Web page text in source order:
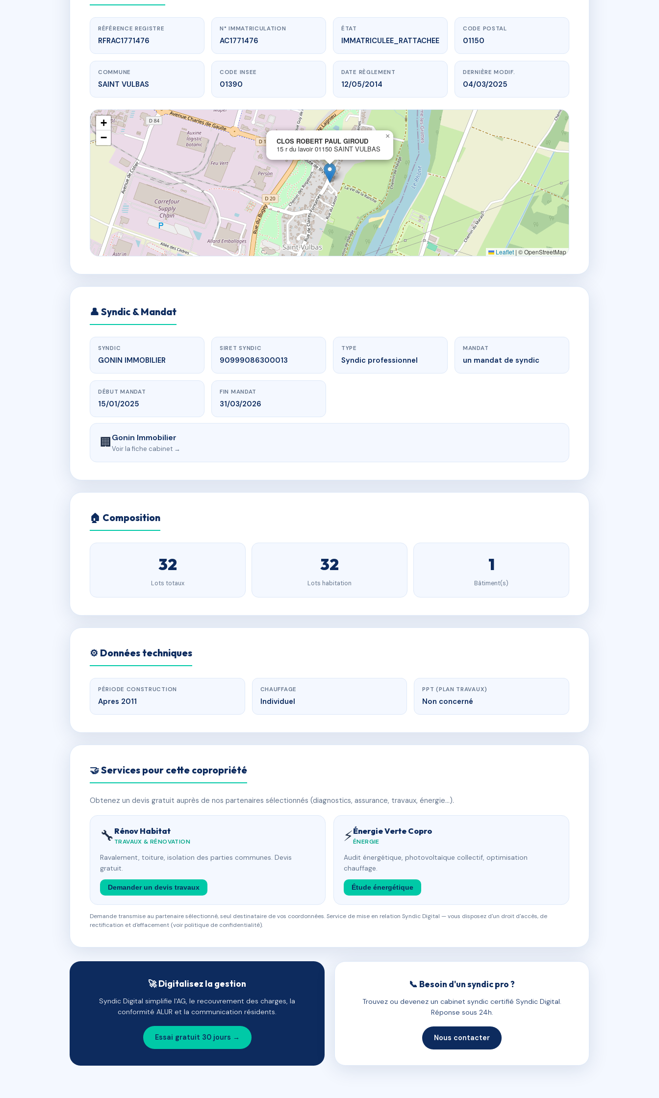
www.vme.plus/AC1771476
CLOS ROBERT PAUL GIROUD
15 r du lavoir
01150 SAINT VULBAS
RÉFÉRENCE REGISTRE
RFRAC1771476
N° IMMATRICULATION
AC1771476
ÉTAT
IMMATRICULEE_RATTACHEE
CODE POSTAL
01150
COMMUNE
SAINT VULBAS
CODE INSEE
01390
DATE RÈGLEMENT
12/05/2014
DERNIÈRE MODIF.
04/03/2025
CLOS ROBERT PAUL GIROUD
15 r du lavoir 01150 SAINT VULBAS
×
+
−
Leaflet | © OpenStreetMap
👤 Syndic & Mandat
SYNDIC
GONIN IMMOBILIER
SIRET SYNDIC
90999086300013
TYPE
Syndic professionnel
MANDAT
un mandat de syndic
DÉBUT MANDAT
15/01/2025
FIN MANDAT
31/03/2026
🏢Gonin Immobilier
Voir la fiche cabinet →
🏠 Composition
32
Lots totaux
32
Lots habitation
1
Bâtiment(s)
⚙️ Données techniques
PÉRIODE CONSTRUCTION
Apres 2011
CHAUFFAGE
Individuel
PPT (PLAN TRAVAUX)
Non concerné
🤝 Services pour cette copropriété
Obtenez un devis gratuit auprès de nos partenaires sélectionnés (diagnostics, assurance, travaux, énergie…).
🔧 Rénov Habitat
TRAVAUX & RÉNOVATION
Ravalement, toiture, isolation des parties communes. Devis
gratuit.
Demander un devis travaux
⚡Énergie Verte Copro
ÉNERGIE
Audit énergétique, photovoltaïque collectif, optimisation
chauffage.
Étude énergétique
Demande transmise au partenaire sélectionné, seul destinataire de vos coordonnées. Service de mise en relation Syndic Digital — vous disposez d'un droit d'accès, de
rectification et d'effacement (voir politique de confidentialité).
🚀 Digitalisez la gestion
Syndic Digital simplifie l'AG, le recouvrement des charges, la
conformité ALUR et la communication résidents.
Essai gratuit 30 jours →
📞 Besoin d'un syndic pro ?
Trouvez ou devenez un cabinet syndic certifié Syndic Digital.
Réponse sous 24h.
Nous contacter